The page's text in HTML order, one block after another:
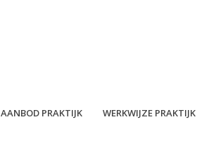
AANBOD PRAKTIJK WERKWIJZE PRAKTIJK